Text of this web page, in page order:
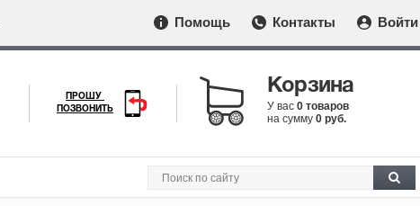
Помощь Контакты Войти
ПРОШУ
ПОЗВОНИТЬ
Корзина
У вас 0 товаров
на сумму 0 руб.